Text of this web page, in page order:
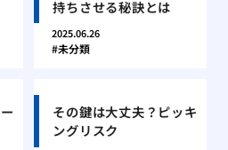
持ちさせる秘訣とは
2025.06.26
未分類
その鍵は大丈夫？ピッキ
ングリスク